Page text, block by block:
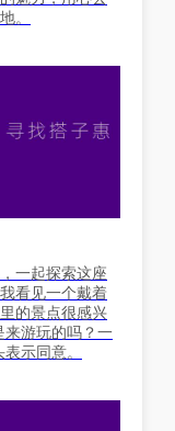
。
一起探索这座
看见一个戴着
的景点很感兴
来游玩的吗？一
示同意。